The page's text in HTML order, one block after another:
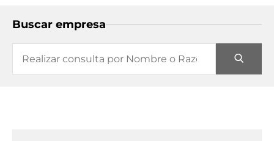
Buscar empresa